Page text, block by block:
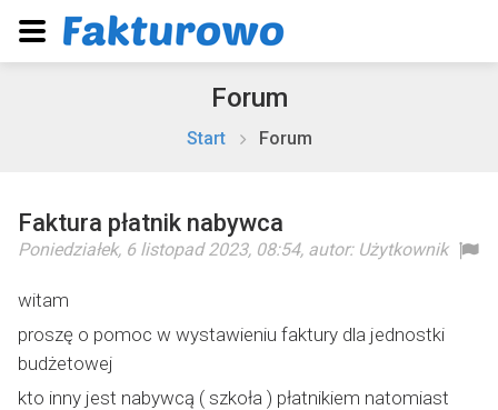
Forum
Start Forum
Faktura płatnik nabywca
Poniedziałek, 6 listopad 2023, 08:54, autor: Użytkownik
witam
proszę o pomoc w wystawieniu faktury dla jednostki
budżetowej
kto inny jest nabywcą ( szkoła ) płatnikiem natomiast